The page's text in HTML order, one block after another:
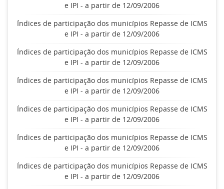
e IPI - a partir de 12/09/2006
Índices de participação dos municípios Repasse de ICMS
e IPI - a partir de 12/09/2006
Índices de participação dos municípios Repasse de ICMS
e IPI - a partir de 12/09/2006
Índices de participação dos municípios Repasse de ICMS
e IPI - a partir de 12/09/2006
Índices de participação dos municípios Repasse de ICMS
e IPI - a partir de 12/09/2006
Índices de participação dos municípios Repasse de ICMS
e IPI - a partir de 12/09/2006
Índices de participação dos municípios Repasse de ICMS
e IPI - a partir de 12/09/2006